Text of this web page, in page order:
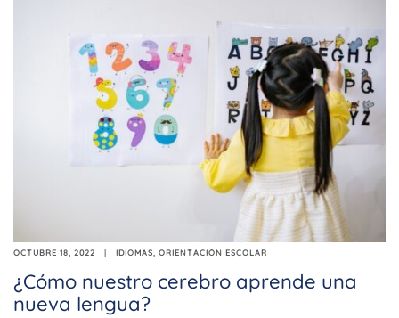
OCTUBRE 18, 2022 IDIOMAS, ORIENTACIÓN ESCOLAR
¿Cómo nuestro cerebro aprende una
nueva lengua?